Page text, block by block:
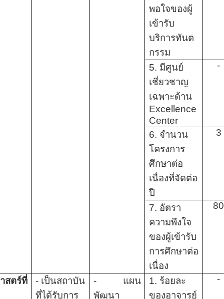
พอใจของผู้
เข้ารับ
บริการทันต
กรรม
5. มีศูนย์
เชี่ยวชาญ
เฉพาะด้าน
Excellence
Center
-
6. จำนวน
โครงการ
ศึกษาต่อ
เนื่องที่จัดต่อ
ปี
3
7. อัตรา
ความพึงใจ
ของผู้เข้ารับ
การศึกษาต่อ
เนื่อง
80
สตร์ที่
- เป็นสถาบัน
ที่ได้รับการ
- แผน
พัฒนา
1. ร้อยละ
ของอาจารย์
-